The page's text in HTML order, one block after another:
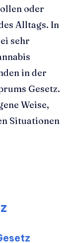
oder
Alltags. In
sehr
in der
Gesetz.
Weise,
Situationen